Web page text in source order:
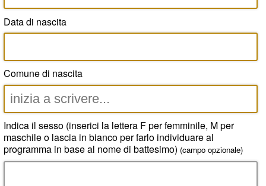
Data di nascita
Comune di nascita
Indica il sesso (inserici la lettera F per femminile, M per
maschile o lascia in bianco per farlo individuare al
programma in base al nome di battesimo) (campo opzionale)